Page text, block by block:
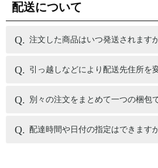
配送について
注文した商品はいつ発送されます
引っ越しなどにより配送先住所を
別々の注文をまとめて一つの梱包
配達時間や日付の指定はできます